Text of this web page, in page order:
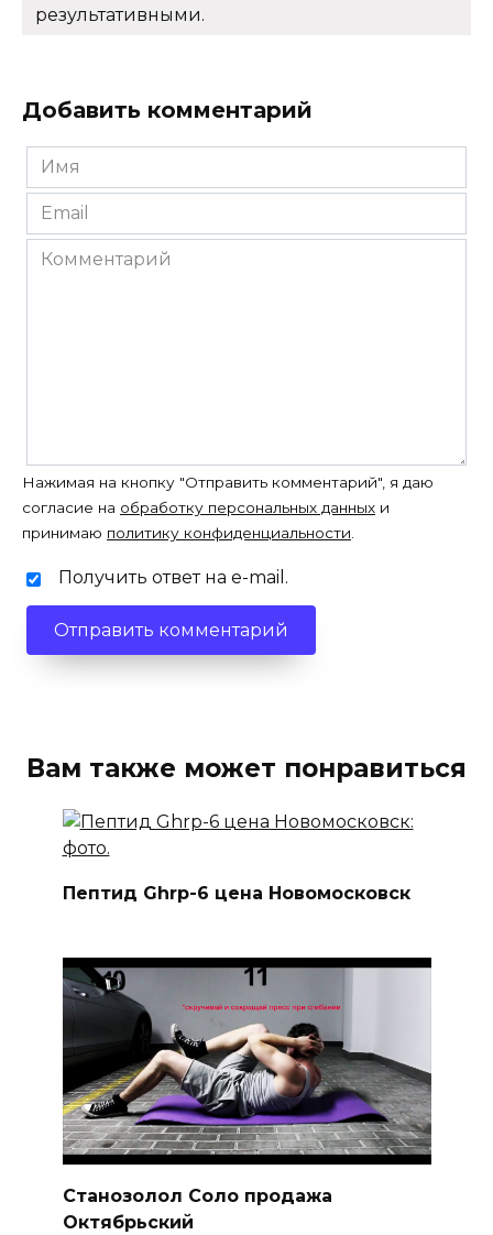
результативными.
Добавить комментарий
Имя
*
Email
*
Комментарий
Нажимая на кнопку "Отправить комментарий", я даю
согласие на обработку персональных данных и
принимаю политику конфиденциальности.
Получить ответ на e-mail.
Вам также может понравиться
Пептид Ghrp-6 цена Новомосковск
Станозолол Соло продажа
Октябрьский